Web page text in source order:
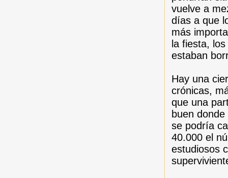
vuelve a
días a que
más
la fiesta,
estaban
Hay una
crónicas,
que una
buen
se podría
40.000 el
estudiosos